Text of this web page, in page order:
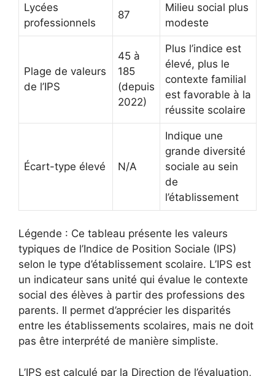
Lycées
professionnels
87
Milieu social plus
modeste
Plage de valeurs
de l’IPS
45 à
185
(depuis
2022)
Plus l’indice est
élevé, plus le
contexte familial
est favorable à la
réussite scolaire
Écart-type élevé N/A
Indique une
grande diversité
sociale au sein
de
l’établissement
Légende : Ce tableau présente les valeurs
typiques de l’Indice de Position Sociale (IPS)
selon le type d’établissement scolaire. L’IPS est
un indicateur sans unité qui évalue le contexte
social des élèves à partir des professions des
parents. Il permet d’apprécier les disparités
entre les établissements scolaires, mais ne doit
pas être interprété de manière simpliste.
L’IPS est calculé par la Direction de l’évaluation,